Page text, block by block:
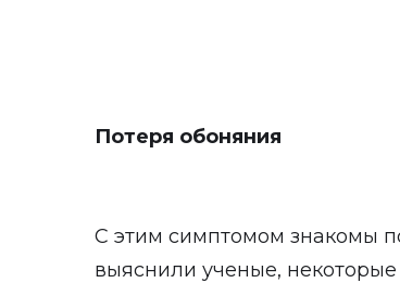
Потеря обоняния
С этим симптомом знакомы
выяснили ученые,